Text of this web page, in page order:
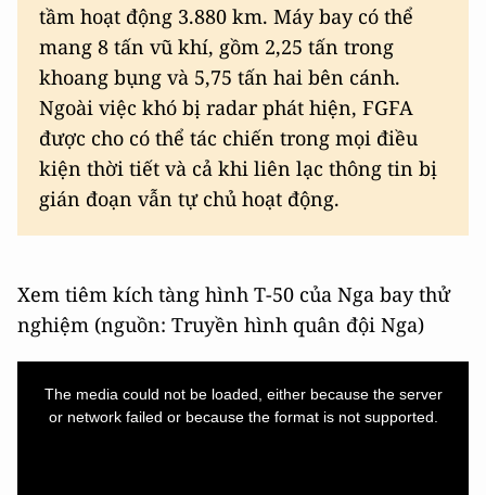
tầm hoạt động 3.880 km. Máy bay có thể
mang 8 tấn vũ khí, gồm 2,25 tấn trong
khoang bụng và 5,75 tấn hai bên cánh.
Ngoài việc khó bị radar phát hiện, FGFA
được cho có thể tác chiến trong mọi điều
kiện thời tiết và cả khi liên lạc thông tin bị
gián đoạn vẫn tự chủ hoạt động.
Xem tiêm kích tàng hình T-50 của Nga bay thử
nghiệm (nguồn: Truyền hình quân đội Nga)
The media could not be loaded, either because the server
or network failed or because the format is not supported.